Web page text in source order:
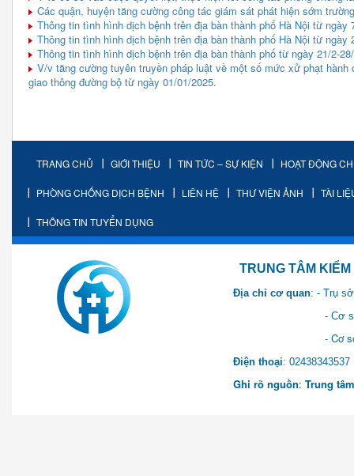
Các quận, huyện tăng cường công tác giám sát phát hiện sớm
Thông tin tình hình dịch bệnh trên địa bàn thành phố Hà Nội từ ngày
Thông tin tình hình dịch bệnh trên địa bàn thành phố Hà Nội từ ngày
Thông tin tình hình dịch bệnh trên địa bàn thành phố từ ngày 21/2-
V/v tăng cường tuyên truyền pháp luật về một số mức xử phạt
giao thông đường bộ từ ngày 01/01/2025.
TRANG CHỦ GIỚI THIỆU TIN TỨC – SỰ KIỆN HOẠT ĐỘNG
PHÒNG CHỐNG DỊCH BỆNH LIÊN HỆ THƯ VIỆN ẢNH TÀI
THÔNG TIN TUYỂN DỤNG
TRUNG TÂM KIỂM SOÁT
Địa chỉ cơ quan: - Trụ
- Cơ sở 2: Khu Hành
- Cơ sở 3: Số 1 Ngõ 2
Điện thoại:
Ghi rõ nguồn: Trung